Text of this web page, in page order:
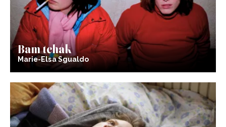
Bam tchak
Marie-Elsa Sgualdo